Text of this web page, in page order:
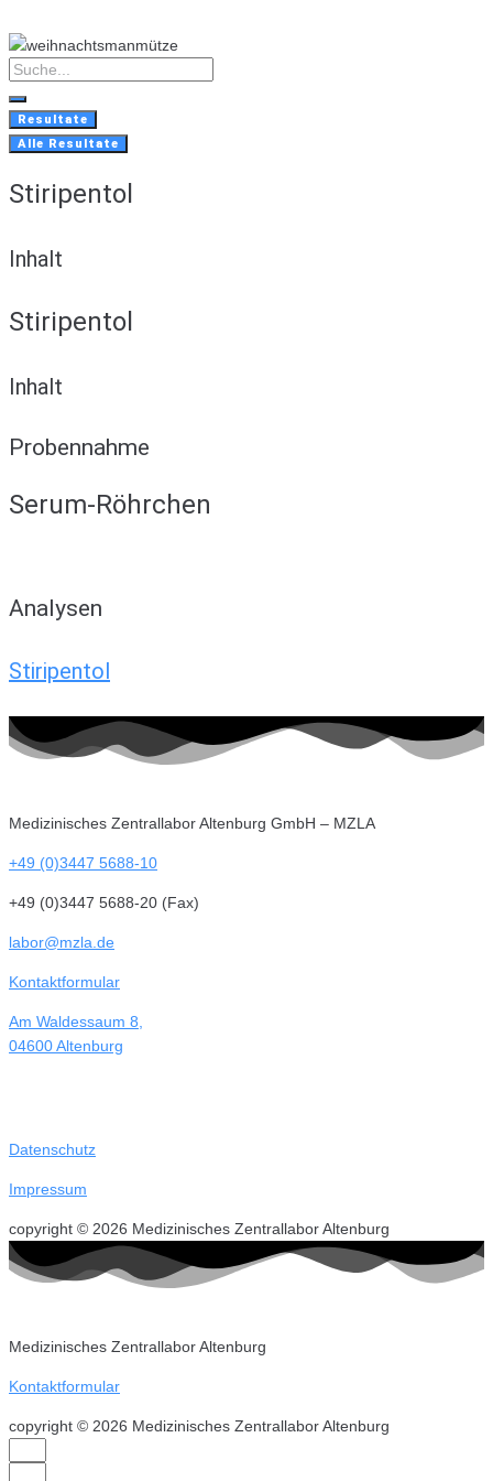
to
content
Search
...
Resultate
Alle Resultate
Stiripentol
Inhalt
Stiripentol
Inhalt
Probennahme
Serum-Röhrchen
Analysen
Stiripentol
Medizinisches Zentrallabor Altenburg GmbH – MZLA
+49 (0)3447 5688-10
+49 (0)3447 5688-20 (Fax)
labor@mzla.de
Kontaktformular
Am Waldessaum 8,
04600 Altenburg
Datenschutz
Impressum
copyright © 2026 Medizinisches Zentrallabor Altenburg
Medizinisches Zentrallabor Altenburg
Kontaktformular
copyright © 2026 Medizinisches Zentrallabor Altenburg